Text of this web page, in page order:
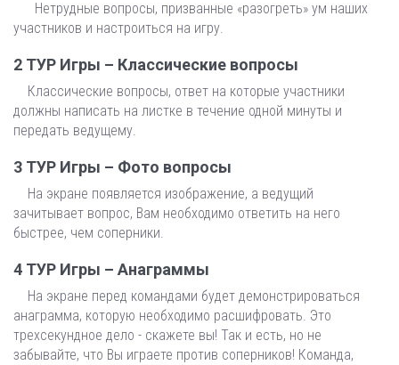
Нетрудные вопросы, призванные «разогреть» ум наших
участников и настроиться на игру.
2 ТУР Игры – Классические вопросы
Классические вопросы, ответ на которые участники
должны написать на листке в течение одной минуты и
передать ведущему.
3 ТУР Игры – Фото вопросы
На экране появляется изображение, а ведущий
зачитывает вопрос, Вам необходимо ответить на него
быстрее, чем соперники.
4 ТУР Игры – Анаграммы
На экране перед командами будет демонстрироваться
анаграмма, которую необходимо расшифровать. Это
трехсекундное дело - скажете вы! Так и есть, но не
забывайте, что Вы играете против соперников! Команда,